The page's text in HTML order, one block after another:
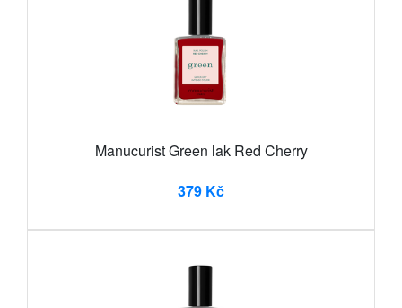
Manucurist Green lak Red Cherry
379 Kč